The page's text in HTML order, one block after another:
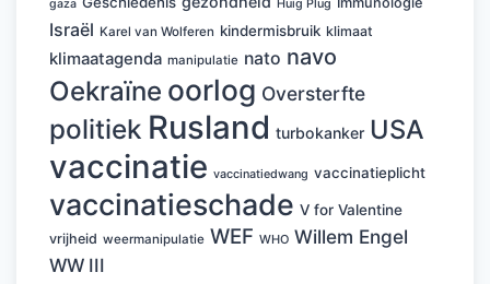
gaza Huig Plug
Israël Karel van Wolferen kindermisbruik klimaat
klimaatagenda manipulatie nato navo
Oekraïne oorlog Oversterfte
politiek Rusland turbokanker USA
vaccinatie vaccinatiedwang vaccinatieplicht
vaccinatieschade V for Valentine
vrijheid weermanipulatie WEF WHO Willem Engel
WW III